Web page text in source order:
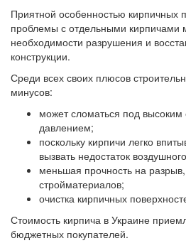
Приятной особенностью кирпичных
проблемы с отдельными кирпичами
необходимости разрушения и
конструкции.
Среди всех своих плюсов
минусов:
может сломаться под высоким
давлением;
поскольку кирпичи легко
вызвать недостаток
меньшая прочность на
стройматериалов;
очистка кирпичных
Стоимость кирпича в Украине
бюджетных покупателей.